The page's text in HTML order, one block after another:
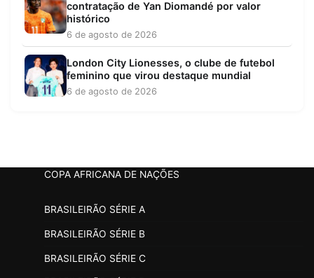
contratação de Yan Diomandé por valor
histórico
6 de agosto de 2026
London City Lionesses, o clube de futebol
feminino que virou destaque mundial
6 de agosto de 2026
COPA AFRICANA DE NAÇÕES
BRASILEIRÃO SÉRIE A
BRASILEIRÃO SÉRIE B
BRASILEIRÃO SÉRIE C